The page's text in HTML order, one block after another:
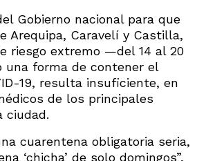
Gobierno nacional para que
Arequipa, Caravelí y Castilla,
riesgo extremo —del 14 al 20
forma de contener el
19, resulta insuficiente, en
de los principales
ciudad.
cuarentena obligatoria seria,
‘chicha’ de solo domingos”,